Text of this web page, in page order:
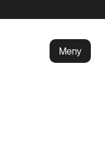
Meny